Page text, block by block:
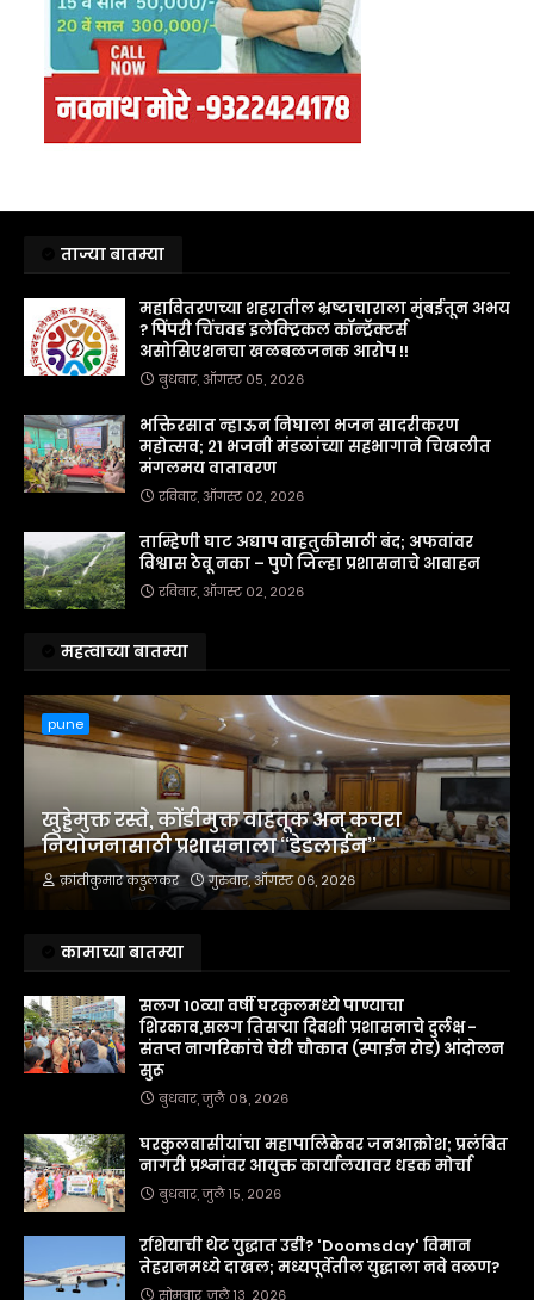
ताज्या बातम्या
महावितरणच्या शहरातील भ्रष्टाचाराला मुंबईतून अभय
? पिंपरी चिंचवड इलेक्ट्रिकल कॉन्ट्रॅक्टर्स
असोसिएशनचा खळबळजनक आरोप !!
बुधवार, ऑगस्ट ०५, २०२६
भक्तिरसात न्हाऊन निघाला भजन सादरीकरण
महोत्सव; २१ भजनी मंडळांच्या सहभागाने चिखलीत
मंगलमय वातावरण
रविवार, ऑगस्ट ०२, २०२६
ताम्हिणी घाट अद्याप वाहतुकीसाठी बंद; अफवांवर
विश्वास ठेवू नका – पुणे जिल्हा प्रशासनाचे आवाहन
रविवार, ऑगस्ट ०२, २०२६
महत्वाच्या बातम्या
pune
खुड्डेमुक्त रस्ते, कोंडीमुक्त वाहतूक अन्‌ कचरा
नियोजनासाठी प्रशासनाला ‘‘डेडलाईन’’
क्रांतीकुमार कडुलकर गुरुवार, ऑगस्ट ०६, २०२६
कामाच्या बातम्या
सलग 10व्या वर्षी घरकुलमध्ये पाण्याचा
शिरकाव,सलग तिसऱ्या दिवशी प्रशासनाचे दुर्लक्ष -
संतप्त नागरिकांचे चेरी चौकात (स्पाईन रोड) आंदोलन
सुरू
बुधवार, जुलै ०८, २०२६
घरकुलवासीयांचा महापालिकेवर जनआक्रोश; प्रलंबित
नागरी प्रश्नांवर आयुक्त कार्यालयावर धडक मोर्चा
बुधवार, जुलै १५, २०२६
रशियाची थेट युद्धात उडी? 'Doomsday' विमान
तेहरानमध्ये दाखल; मध्यपूर्वेतील युद्धाला नवे वळण?
सोमवार, जुलै १३, २०२६